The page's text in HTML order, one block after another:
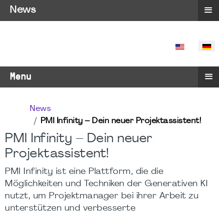
SPRACHE
Menu ≡
News
PMI Infinity – Dein neuer Projektassistent!
PMI Infinity – Dein neuer
Projektassistent!
PMI Infinity ist eine Plattform, die die
Möglichkeiten und Techniken der Generativen KI
nutzt, um Projektmanager bei ihrer Arbeit zu
unterstützen und verbesserte
News ≡